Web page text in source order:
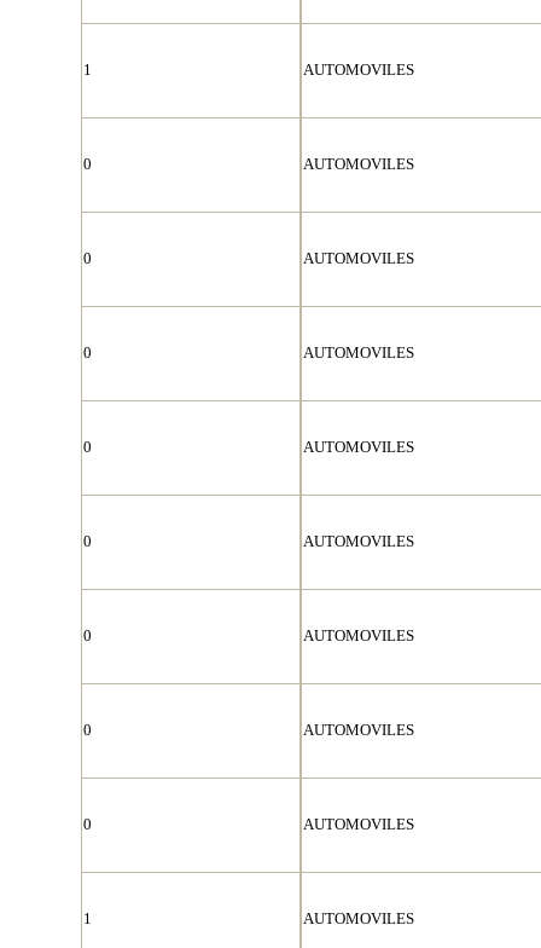
1 AUTOMOVILES
0 AUTOMOVILES
0 AUTOMOVILES
0 AUTOMOVILES
0 AUTOMOVILES
0 AUTOMOVILES
0 AUTOMOVILES
0 AUTOMOVILES
0 AUTOMOVILES
1 AUTOMOVILES